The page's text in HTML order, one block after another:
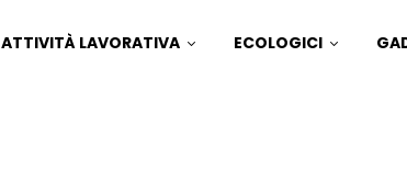
ATTIVITÀ LAVORATIVA ECOLOGICI